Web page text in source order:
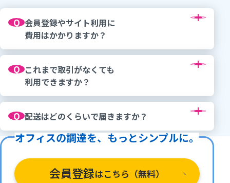
Q 会員登録やサイト利用に
費用はかかりますか？
Q これまで取引がなくても
利用できますか？
Q 配送はどのくらいで届きますか？
オフィスの調達を、もっとシンプルに。
会員登録はこちら（無料）